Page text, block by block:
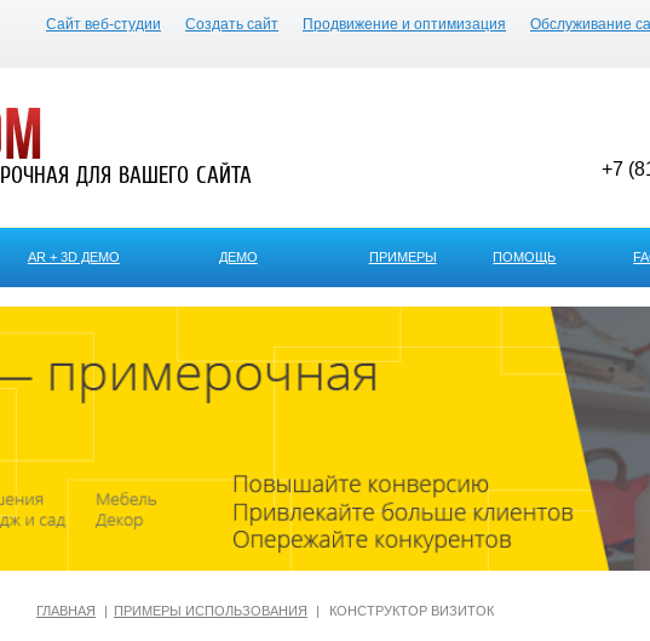
Сайт веб-студии Создать сайт Продвижение и оптимизация Обслуживание
ДЛЯ ВАШЕГО САЙТА
+7
AR + 3D ДЕМО ДЕМО ПРИМЕРЫ ПОМОЩЬ
ГЛАВНАЯ ПРИМЕРЫ ИСПОЛЬЗОВАНИЯ КОНСТРУКТОР ВИЗИТОК